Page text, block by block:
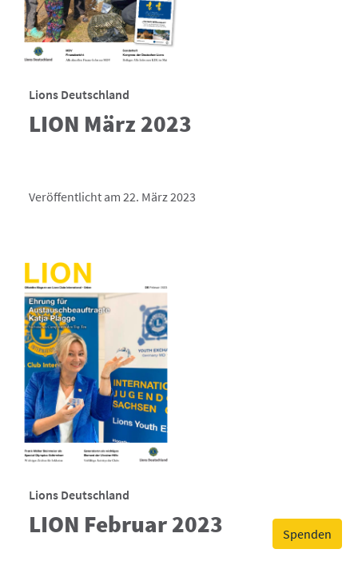
Spenden
Lions Deutschland
LION März 2023
Veröffentlicht am 22. März 2023
Lions Deutschland
LION Februar 2023